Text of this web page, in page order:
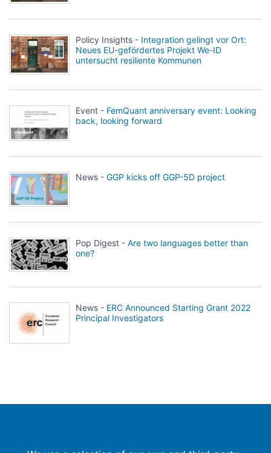
Policy Insights - Integration gelingt vor Ort:
Neues EU-gefördertes Projekt We-ID
untersucht resiliente Kommunen
Event - FemQuant anniversary event: Looking
back, looking forward
News - GGP kicks off GGP-5D project
Pop Digest - Are two languages better than
one?
News - ERC Announced Starting Grant 2022
Principal Investigators